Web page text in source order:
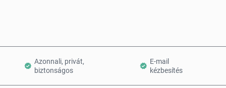
Azonnali, privát,
biztonságos
E-mail
kézbesítés